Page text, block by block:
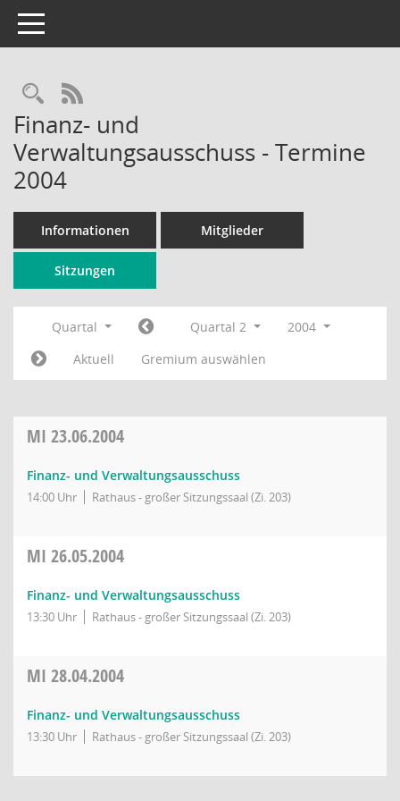
Toggle navigation
Rechercheauswahl
RSS-Feed
Finanz- und
Verwaltungsausschuss - Termine
2004
Informationen Mitglieder
Sitzungen
Quartal Quartal 2
2004
Aktuell
Gremium auswählen
MI 23.06.2004
Finanz- und Verwaltungsausschuss
14:00 Uhr Rathaus - großer Sitzungssaal (Zi. 203)
MI 26.05.2004
Finanz- und Verwaltungsausschuss
13:30 Uhr Rathaus - großer Sitzungssaal (Zi. 203)
MI 28.04.2004
Finanz- und Verwaltungsausschuss
13:30 Uhr Rathaus - großer Sitzungssaal (Zi. 203)